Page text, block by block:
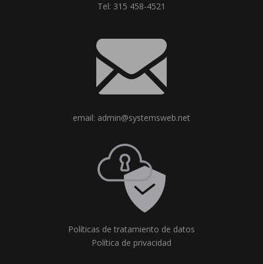
Tel: 315 458-4521
email: admin@systemsweb.net
Políticas de tratamiento de datos
Política de privacidad